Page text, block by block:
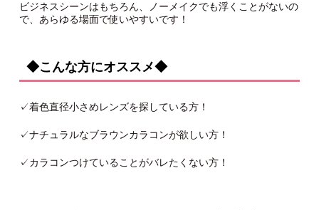
ビジネスシーンはもちろん、ノーメイクでも浮くことがないの
で、あらゆる場面で使いやすいです！
◆こんな方にオススメ◆
✓着色直径小さめレンズを探している方！
✓ナチュラルなブラウンカラコンが欲しい方！
✓カラコンつけていることがバレたくない方！